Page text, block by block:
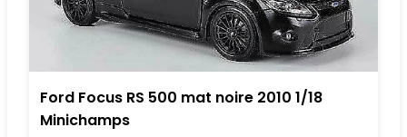
Ford Focus RS 500 mat noire 2010 1/18
Minichamps